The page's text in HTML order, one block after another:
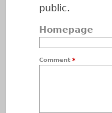
public.
Homepage
Comment *